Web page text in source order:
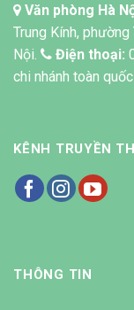
Văn phòng Hà
Trung Kính, phường
Nội.
Điện thoại:
chi nhánh toàn quốc
KÊNH TRUYỀN
THÔNG TIN